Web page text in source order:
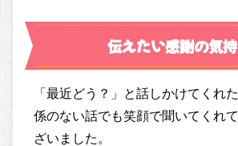
伝えたい感謝の気
「最近どう？」と話しかけてくれ
係のない話でも笑顔で聞いてくれ
ざいました。